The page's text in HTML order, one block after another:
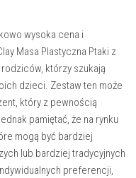
wysoka cena i
Masa Plastyczna Ptaki z
rodziców, którzy szukają
dzieci. Zestaw ten może
który z pewnością
pamiętać, że na rynku
mogą być bardziej
lub bardziej tradycyjnych
preferencji,